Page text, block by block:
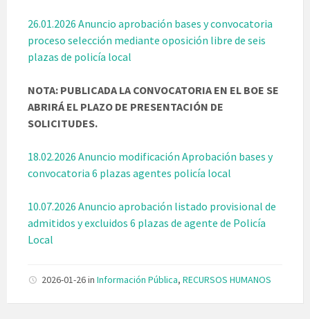
26.01.2026 Anuncio aprobación bases y convocatoria
proceso selección mediante oposición libre de seis
plazas de policía local
NOTA: PUBLICADA LA CONVOCATORIA EN EL BOE SE
ABRIRÁ EL PLAZO DE PRESENTACIÓN DE
SOLICITUDES.
18.02.2026 Anuncio modificación Aprobación bases y
convocatoria 6 plazas agentes policía local
10.07.2026 Anuncio aprobación listado provisional de
admitidos y excluidos 6 plazas de agente de Policía
Local
2026-01-26in Información Pública, RECURSOS HUMANOS